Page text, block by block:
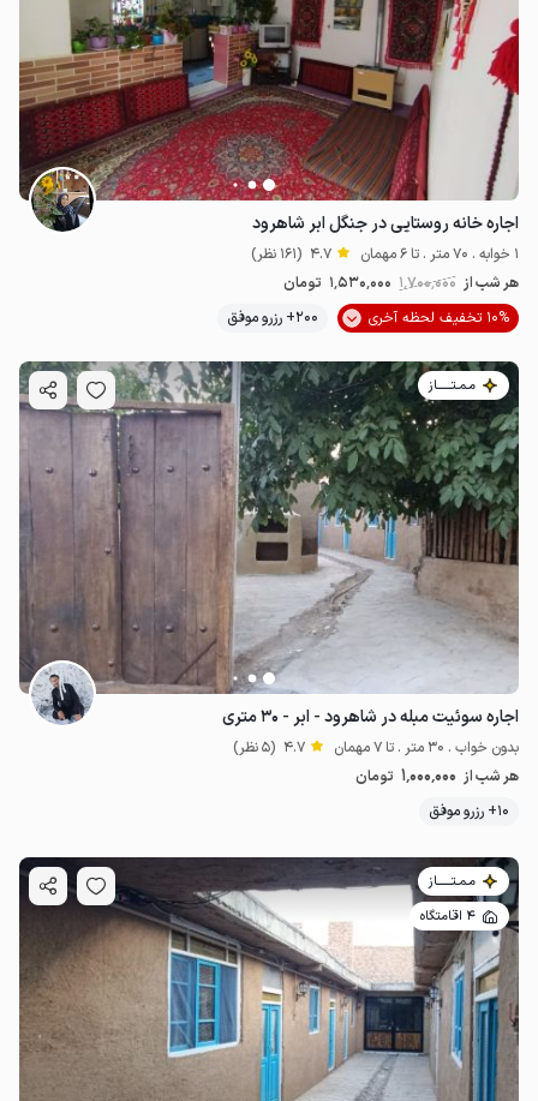
800٬000 ت 4.9
اجاره خانه روستایی در جنگل ابر شاهرود
1 خوابه . 70 متر . تا 6 مهمان 4.7 (161 نظر)
هر شب از 1٬700٬000 1٬530٬000 تومان
10% تخفیف لحظه آخری
200+ رزرو موفق
مـمـتــــــاز
اجاره سوئیت مبله در شاهرود - ابر - ۳۰ متری
بدون خواب . 30 متر . تا 7 مهمان 4.7 (5 نظر)
هر شب از 1٬000٬000 تومان
10+ رزرو موفق
مـمـتــــــاز
4 اقامتگاه